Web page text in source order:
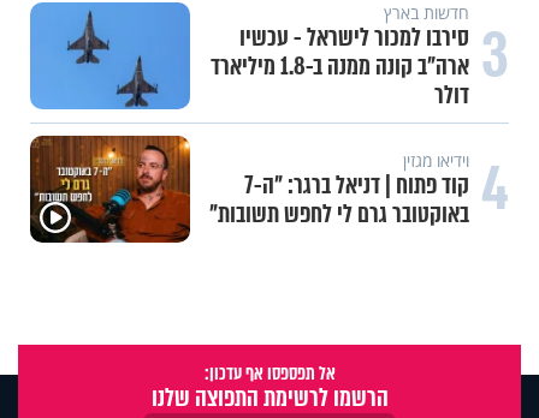
3 חדשות בארץ
סירבו למכור לישראל - עכשיו
ארה"ב קונה ממנה ב-1.8 מיליארד
דולר
4 וידיאו מגזין
קוד פתוח | דניאל ברגר: "ה-7
באוקטובר גרם לי לחפש תשובות"
אל תפספסו אף עדכון:
הרשמו לרשימת התפוצה שלנו